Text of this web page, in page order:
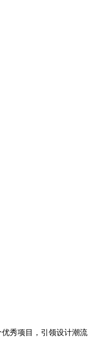
秀项目，引领设计潮流